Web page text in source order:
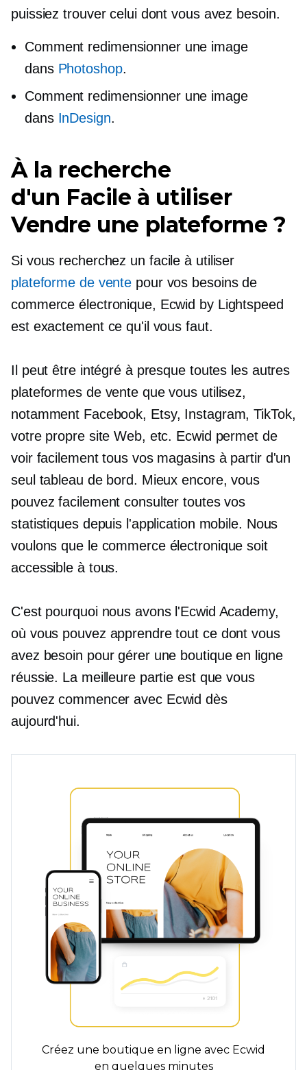
puissiez trouver celui dont vous avez besoin.
Comment redimensionner une image
dans Photoshop.
Comment redimensionner une image
dans InDesign.
À la recherche
d'un Facile à utiliser
Vendre une plateforme ?
Si vous recherchez un facile à utiliser
plateforme de vente pour vos besoins de
commerce électronique, Ecwid by Lightspeed
est exactement ce qu'il vous faut.
Il peut être intégré à presque toutes les autres
plateformes de vente que vous utilisez,
notamment Facebook, Etsy, Instagram, TikTok,
votre propre site Web, etc. Ecwid permet de
voir facilement tous vos magasins à partir d'un
seul tableau de bord. Mieux encore, vous
pouvez facilement consulter toutes vos
statistiques depuis l'application mobile. Nous
voulons que le commerce électronique soit
accessible à tous.
C'est pourquoi nous avons l'Ecwid Academy,
où vous pouvez apprendre tout ce dont vous
avez besoin pour gérer une boutique en ligne
réussie. La meilleure partie est que vous
pouvez commencer avec Ecwid dès
aujourd'hui.
Créez une boutique en ligne avec Ecwid
en quelques minutes